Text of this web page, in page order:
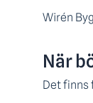
Wirén
När
Det finns